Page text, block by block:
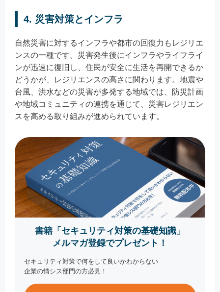
4. 災害対策とインフラ
自然災害に対するインフラや都市の回復力もレジリエ
ンスの一種です。災害発生後にインフラやライフライ
ンが迅速に復旧し、住民が安全に生活を再開できるか
どうかが、レジリエンスの高さに関わります。地震や
台風、洪水などの災害が多発する地域では、防災計画
や地域コミュニティの連携を通じて、災害レジリエン
スを高める取り組みが進められています。
書籍「セキュリティ対策の基礎知識」
メルマガ登録でプレゼント！
セキュリティ対策で何をして良いかわからない
企業の情シス部門の方必見！